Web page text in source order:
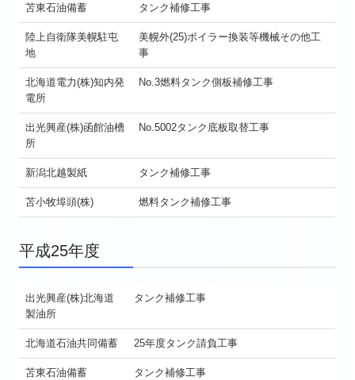
苫東石油備蓄 タンク補修工事
陸上自衛隊美幌駐屯
地
美幌外(25)ボイラー換装等機械その他工
事
北海道電力(株)知内発
電所
No.3燃料タンク側板補修工事
出光興産(株)函館油槽
所
No.5002タンク底板取替工事
新潟北越製紙 タンク補修工事
苫小牧埠頭(株) 燃料タンク補修工事
平成25年度
出光興産(株)北海道
製油所
タンク補修工事
北海道石油共同備蓄 25年度タンク請負工事
苫東石油備蓄 タンク補修工事